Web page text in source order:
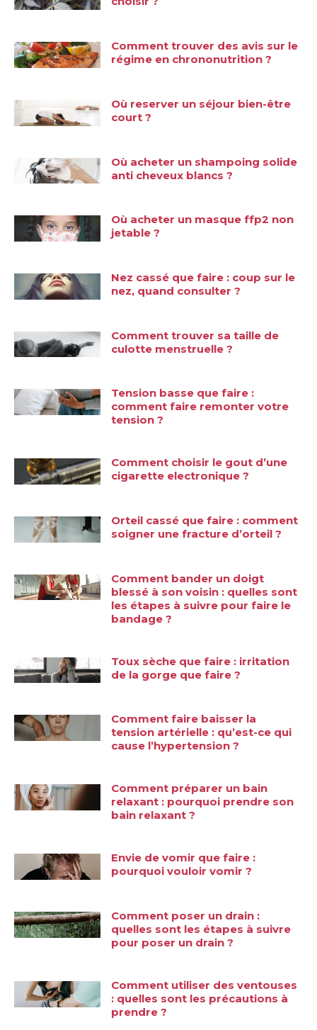
Comment trouver des avis sur le
régime en chrononutrition ?
Où reserver un séjour bien-être
court ?
Où acheter un shampoing solide
anti cheveux blancs ?
Où acheter un masque ffp2 non
jetable ?
Nez cassé que faire : coup sur le
nez, quand consulter ?
Comment trouver sa taille de
culotte menstruelle ?
Tension basse que faire :
comment faire remonter votre
tension ?
Comment choisir le gout d’une
cigarette electronique ?
Orteil cassé que faire : comment
soigner une fracture d’orteil ?
Comment bander un doigt
blessé à son voisin : quelles sont
les étapes à suivre pour faire le
bandage ?
Toux sèche que faire : irritation
de la gorge que faire ?
Comment faire baisser la
tension artérielle : qu’est-ce qui
cause l’hypertension ?
Comment préparer un bain
relaxant : pourquoi prendre son
bain relaxant ?
Envie de vomir que faire :
pourquoi vouloir vomir ?
Comment poser un drain :
quelles sont les étapes à suivre
pour poser un drain ?
Comment utiliser des ventouses
: quelles sont les précautions à
prendre ?